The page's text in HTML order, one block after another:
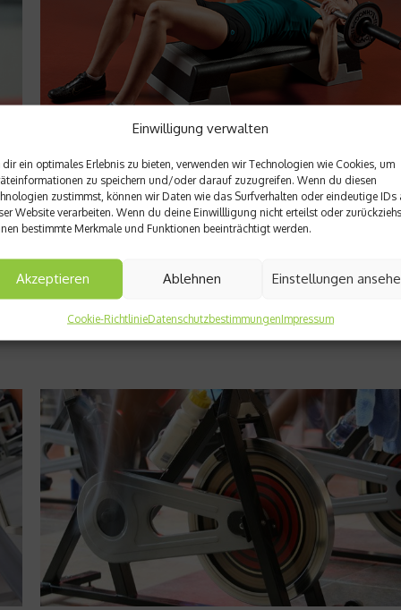
Einwilligung verwalten
dir ein optimales Erlebnis zu bieten, verwenden wir Technologien wie Cookies, um
zu speichern und/oder darauf zuzugreifen. Wenn du diesen
zustimmst, können wir Daten wie das Surfverhalten oder eindeutige IDs
Website verarbeiten. Wenn du deine Einwillligung nicht erteilst oder
bestimmte Merkmale und Funktionen beeinträchtigt werden.
Akzeptieren Ablehnen Einstellungen
Cookie-RichtlinieDatenschutzbestimmungenImpressum
Richtig trainieren
Ran an die Hanteln, Mädels
Intensives Krafttraining ist nix für Frauen, davon bekommt man
mit dem Alibi-Workout. Auch bei Frauen führt kein Weg an
Training vorbei. Warum das so ist, erfahrt Ihr hier....
Weiterlesen